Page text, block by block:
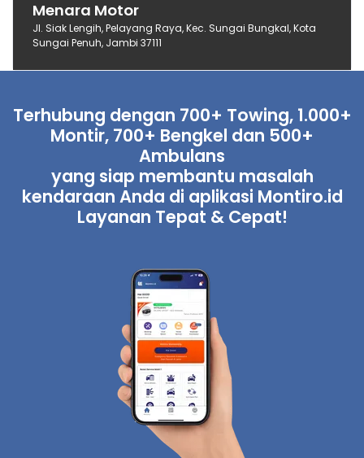
Menara Motor
Jl. Siak Lengih, Pelayang Raya, Kec. Sungai Bungkal, Kota
Sungai Penuh, Jambi 37111
Terhubung dengan 700+ Towing, 1.000+
Montir, 700+ Bengkel dan 500+
Ambulans
yang siap membantu masalah
kendaraan Anda di aplikasi Montiro.id
Layanan Tepat & Cepat!